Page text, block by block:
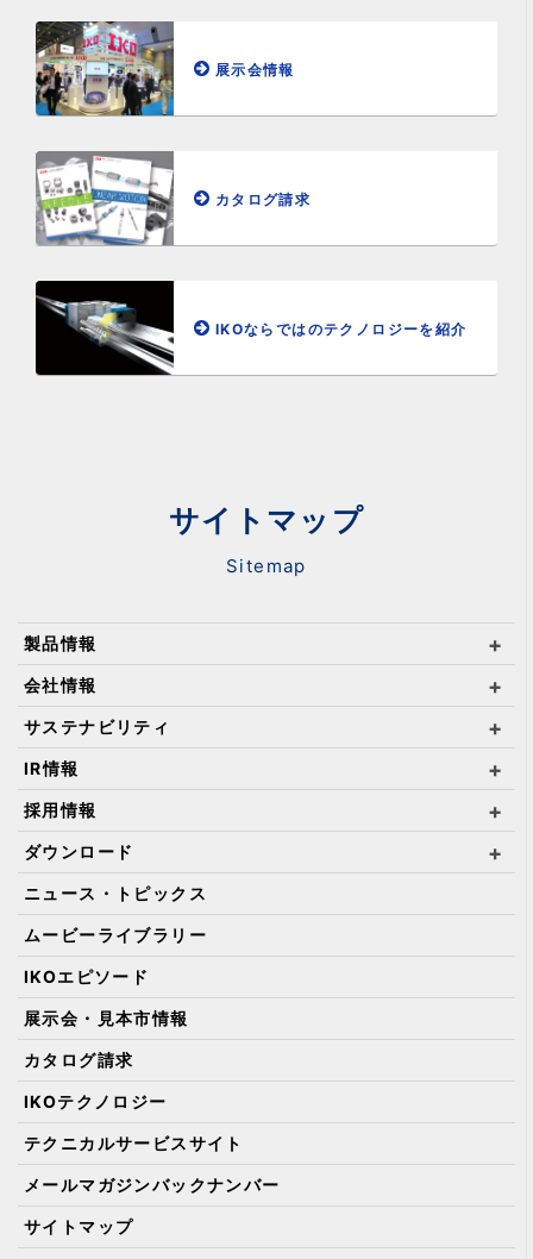
展示会情報
カタログ請求
IKOならではのテクノロジーを紹介
サイトマップ
Sitemap
製品情報
会社情報
サステナビリティ
IR情報
採用情報
ダウンロード
ニュース・トピックス
ムービーライブラリー
IKOエピソード
展示会・見本市情報
カタログ請求
IKOテクノロジー
テクニカルサービスサイト
メールマガジンバックナンバー
サイトマップ